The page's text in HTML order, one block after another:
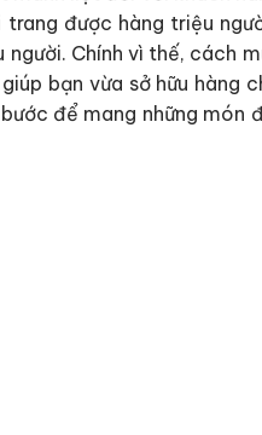
được hàng triệu
Chính vì thế, cách
bạn vừa sở hữu hàng
để mang những món